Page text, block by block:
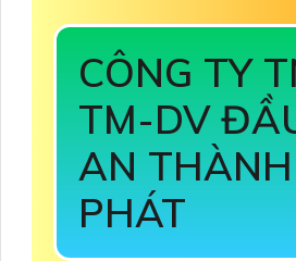
CÔNG TY
TM-DV
AN THÀNH
PHÁT